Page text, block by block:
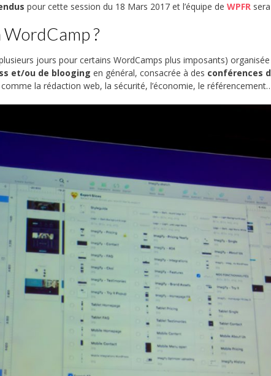
pour cette session du 18 Mars 2017 et l’équipe de WPFR
WordCamp ?
jours pour certains WordCamps plus imposants)
et/ou de blooging en général, consacrée à des conférences
comme la rédaction web, la sécurité, l’économie, le